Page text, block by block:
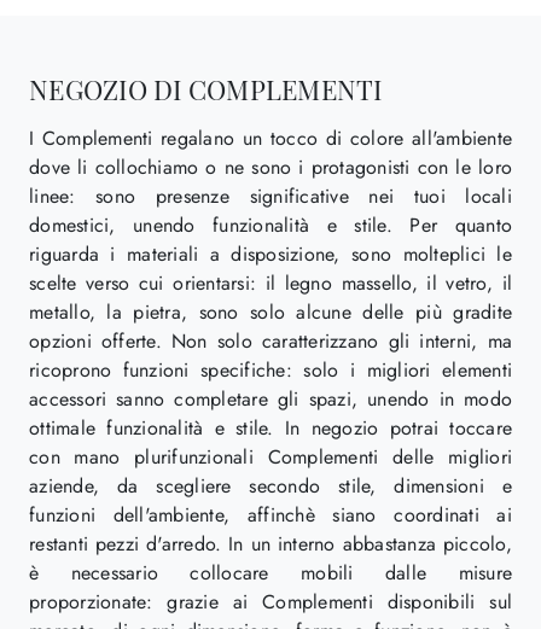
NEGOZIO DI COMPLEMENTI
I Complementi regalano un tocco di colore all'ambiente
dove li collochiamo o ne sono i protagonisti con le loro
linee: sono presenze significative nei tuoi locali
domestici, unendo funzionalità e stile. Per quanto
riguarda i materiali a disposizione, sono molteplici le
scelte verso cui orientarsi: il legno massello, il vetro, il
metallo, la pietra, sono solo alcune delle più gradite
opzioni offerte. Non solo caratterizzano gli interni, ma
ricoprono funzioni specifiche: solo i migliori elementi
accessori sanno completare gli spazi, unendo in modo
ottimale funzionalità e stile. In negozio potrai toccare
con mano plurifunzionali Complementi delle migliori
aziende, da scegliere secondo stile, dimensioni e
funzioni dell'ambiente, affinchè siano coordinati ai
restanti pezzi d'arredo. In un interno abbastanza piccolo,
è necessario collocare mobili dalle misure
proporzionate: grazie ai Complementi disponibili sul